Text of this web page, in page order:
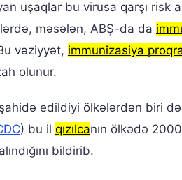
uşaqlar bu virusa qarşı risk
məsələn, ABŞ-da da
vəziyyət, immunizasiya
olunur.
edildiyi ölkələrdən biri
) bu il qızılcanın ölkədə
bildirib.